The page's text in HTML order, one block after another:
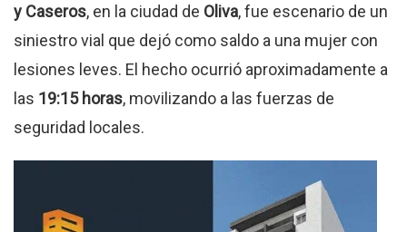
y Caseros, en la ciudad de Oliva, fue escenario de un
siniestro vial que dejó como saldo a una mujer con
lesiones leves. El hecho ocurrió aproximadamente a
las 19:15 horas, movilizando a las fuerzas de
seguridad locales.